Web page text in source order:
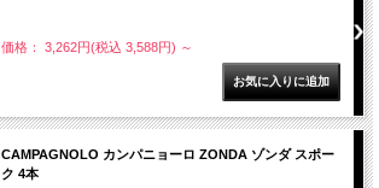
価格： 3,262円(税込 3,588円) ～
CAMPAGNOLO カンパニョーロ ZONDA ゾンダ スポー
ク 4本